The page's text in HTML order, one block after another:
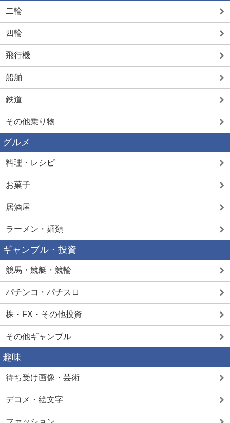
二輪
四輪
飛行機
船舶
鉄道
その他乗り物
グルメ
料理・レシピ
お菓子
居酒屋
ラーメン・麺類
ギャンブル・投資
競馬・競艇・競輪
パチンコ・パチスロ
株・FX・その他投資
その他ギャンブル
趣味
待ち受け画像・芸術
デコメ・絵文字